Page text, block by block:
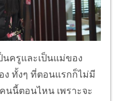
นครูและเป็นแม่ของ
ง ทั้งๆ ที่ตอนแรกก็ไม่มี
นนี้ตอนไหน เพราะจะ